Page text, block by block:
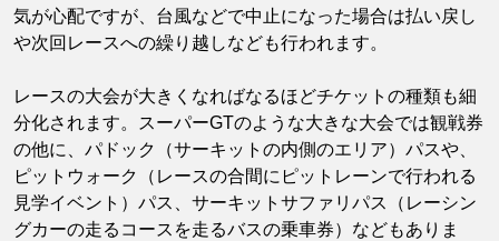
気が心配ですが、台風などで中止になった場合は払い戻し
や次回レースへの繰り越しなども行われます。
レースの大会が大きくなればなるほどチケットの種類も細
分化されます。スーパーGTのような大きな大会では観戦券
の他に、パドック（サーキットの内側のエリア）パスや、
ピットウォーク（レースの合間にピットレーンで行われる
見学イベント）パス、サーキットサファリパス（レーシン
グカーの走るコースを走るバスの乗車券）などもありま